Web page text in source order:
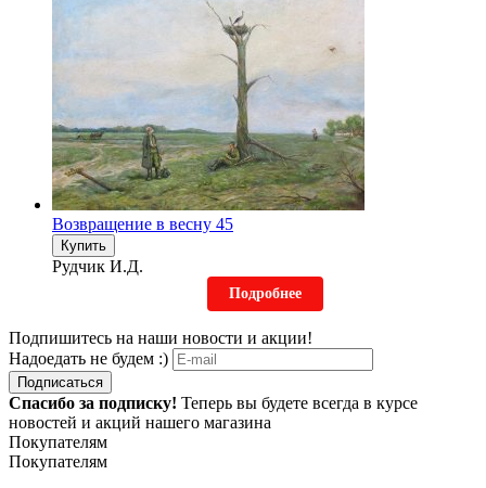
Возвращение в весну 45
Купить
Рудчик И.Д.
Подробнее
Подпишитесь на наши новости и акции!
Надоедать не будем :)
Подписаться
Спасибо за подписку! Теперь вы будете всегда в курсе
новостей и акций нашего магазина
Покупателям
Покупателям